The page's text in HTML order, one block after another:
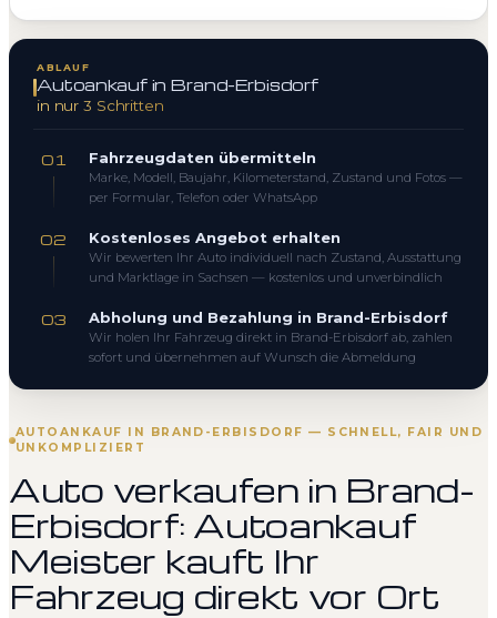
AUTOANKAUF IN BRAND-ERBISDORF — SCHNELL, FAIR UND
UNKOMPLIZIERT
Auto verkaufen in Brand-
Erbisdorf: Autoankauf
Meister kauft Ihr
Fahrzeug direkt vor Ort
ABLAUF
Autoankauf in Brand-Erbisdorf
in nur 3 Schritten
01 Fahrzeugdaten übermitteln
Marke, Modell, Baujahr, Kilometerstand, Zustand und Fotos —
per Formular, Telefon oder WhatsApp
02 Kostenloses Angebot erhalten
Wir bewerten Ihr Auto individuell nach Zustand, Ausstattung
und Marktlage in Sachsen — kostenlos und unverbindlich
03 Abholung und Bezahlung in Brand-Erbisdorf
Wir holen Ihr Fahrzeug direkt in Brand-Erbisdorf ab, zahlen
sofort und übernehmen auf Wunsch die Abmeldung